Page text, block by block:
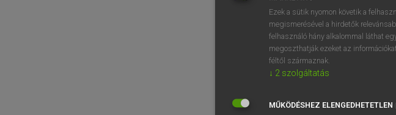
BELÉPÉS
Ezek a sütik nyomon követik a
megismerésével a hirdetők
felhasználó hány alkalommal láthat
megoszthatják ezeket az
féltől származnak.
↓ 2 szolgáltatás
MŰKÖDÉSHEZ ELENGEDHETETLEN